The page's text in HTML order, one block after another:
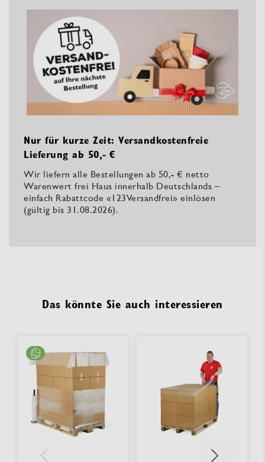
Nur für kurze Zeit: Versandkostenfreie
Lieferung ab 50,- €
Wir liefern alle Bestellungen ab 50,- € netto
Warenwert frei Haus innerhalb Deutschlands –
einfach Rabattcode «123Versandfrei» einlösen
(gültig bis 31.08.2026).
Das könnte Sie auch interessieren